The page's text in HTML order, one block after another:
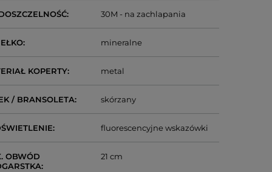
30M - na zachlapania
mineralne
KOPERTY metal
/ BRANSOLETA skórzany
fluorescencyjne wskazówki
OBWÓD
21 cm